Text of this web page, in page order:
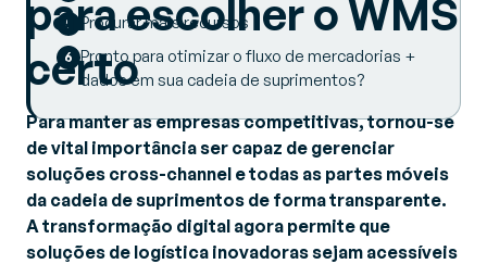
para escolher o WMS
certo
Para manter as empresas competitivas, tornou-se
de vital importância ser capaz de gerenciar
soluções cross-channel e todas as partes móveis
da cadeia de suprimentos de forma transparente.
A transformação digital agora permite que
soluções de logística inovadoras sejam acessíveis
Procurar mais recursos
Pronto para otimizar o fluxo de mercadorias +
dados em sua cadeia de suprimentos?